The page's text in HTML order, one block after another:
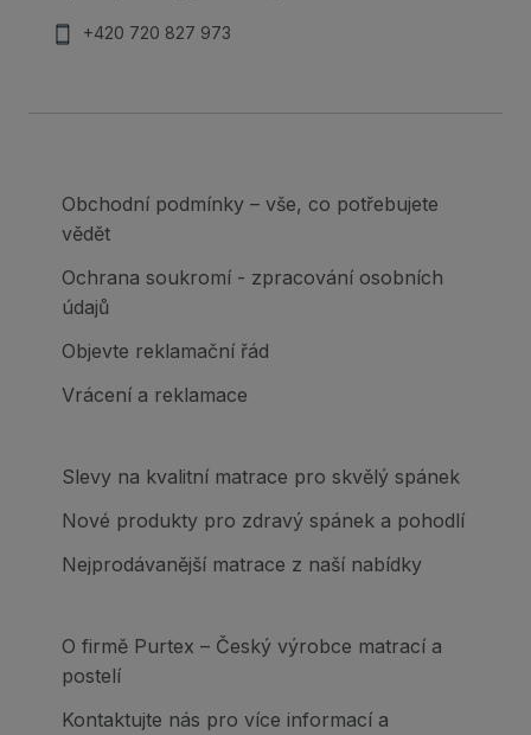
+420 720 827 973
Obchodní podmínky – vše, co potřebujete
vědět
Ochrana soukromí - zpracování osobních
údajů
Objevte reklamační řád
Vrácení a reklamace
Slevy na kvalitní matrace pro skvělý spánek
Nové produkty pro zdravý spánek a pohodlí
Nejprodávanější matrace z naší nabídky
O firmě Purtex – Český výrobce matrací a
postelí
Kontaktujte nás pro více informací a